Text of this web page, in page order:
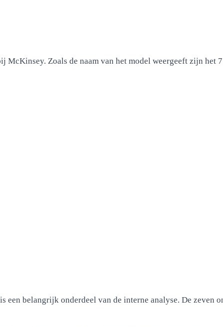
Zoals de naam van het model weergeeft zijn het
belangrijk onderdeel van de interne analyse. De zeven